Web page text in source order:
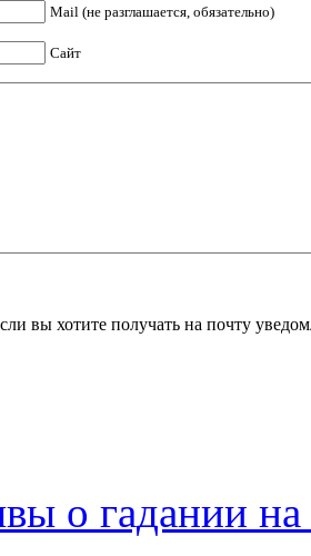
Mail (не разглашается, обязательно)
Сайт
вы хотите получать на почту
о гадании на